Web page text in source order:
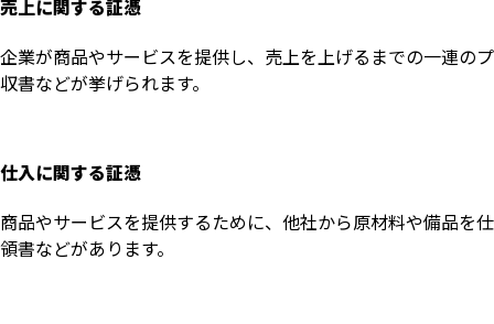
売上に関する証憑
企業が商品やサービスを提供し、売上を上げるまでの一連の
収書などが挙げられます。
仕入に関する証憑
商品やサービスを提供するために、他社から原材料や備品を
領書などがあります。